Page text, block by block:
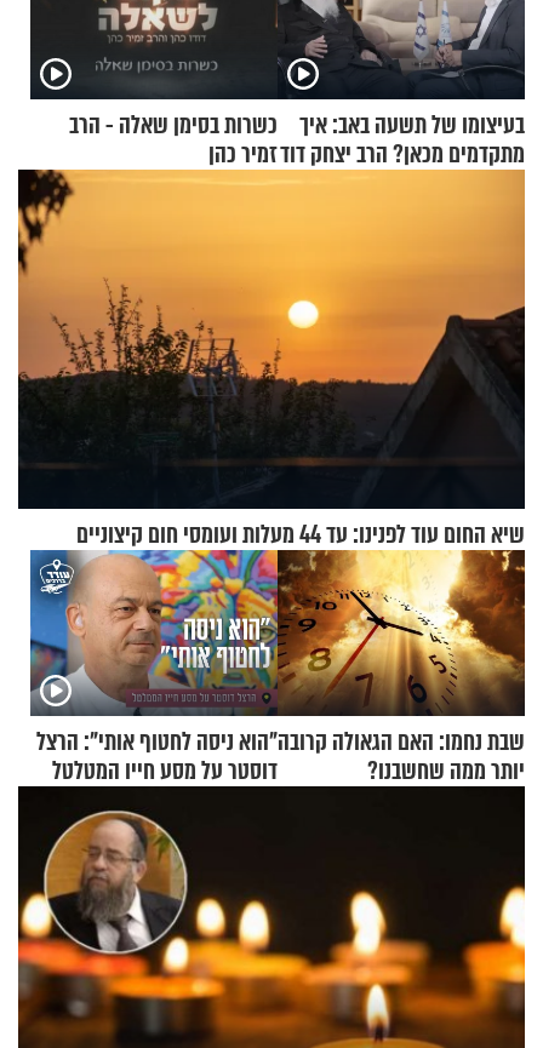
בעיצומו של תשעה באב: איך
מתקדמים מכאן? הרב יצחק דוד
כשרות בסימן שאלה - הרב
זמיר כהן
שיא החום עוד לפנינו: עד 44 מעלות ועומסי חום קיצוניים
שבת נחמו: האם הגאולה קרובה
יותר ממה שחשבנו?
"הוא ניסה לחטוף אותי": הרצל
דוסטר על מסע חייו המטלטל